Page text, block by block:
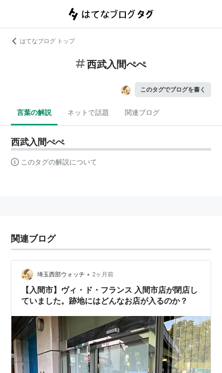
はてなブログ トップ
西武入間ぺぺ
このタグでブログを書く
言葉の解説 ネットで話題 関連ブログ
西武入間ぺぺ
このタグの解説について
関連ブログ
埼玉西部ウォッチ • 2ヶ月前
【入間市】ヴィ・ド・フランス 入間市店が閉店し
ていました。跡地にはどんなお店が入るのか？